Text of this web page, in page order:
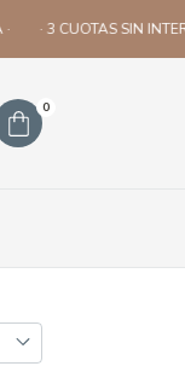
· 3 CUOTAS SIN
0